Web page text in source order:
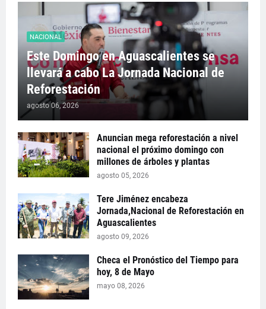
NACIONAL
Este Domingo en Aguascalientes se
llevará a cabo La Jornada Nacional de
Reforestación
agosto 06, 2026
Anuncian mega reforestación a nivel
nacional el próximo domingo con
millones de árboles y plantas
agosto 05, 2026
Tere Jiménez encabeza
Jornada,Nacional de Reforestación en
Aguascalientes
agosto 09, 2026
Checa el Pronóstico del Tiempo para
hoy, 8 de Mayo
mayo 08, 2026